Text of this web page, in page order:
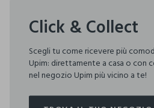
Click & Collect
Scegli tu come ricevere più
Upim: direttamente a casa o con
nel negozio Upim più vicino a te!